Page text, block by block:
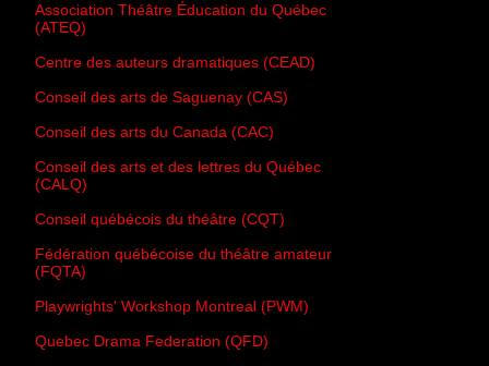
Association Théâtre Éducation du Québec
(ATEQ)
Centre des auteurs dramatiques (CEAD)
Conseil des arts de Saguenay (CAS)
Conseil des arts du Canada (CAC)
Conseil des arts et des lettres du Québec
(CALQ)
Conseil québécois du théâtre (CQT)
Fédération québécoise du théâtre amateur
(FQTA)
Playwrights' Workshop Montreal (PWM)
Quebec Drama Federation (QFD)